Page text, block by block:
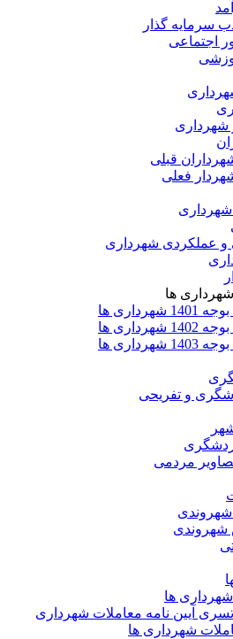
سرمایه گذار
اجتماعی
شهرداری
قبلی
فعلی
و عملکردی شهرداری
ها
ها
ها
ها
و تفریحی
مردمی
شهروندی
شهروندی
شهرداری ها
آیین نامه معاملات شهرداری
شهرداری ها